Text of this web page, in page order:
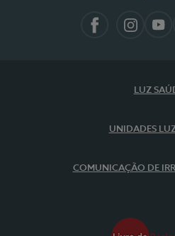
LUZ
UNIDADES
COMUNICAÇÃO DE